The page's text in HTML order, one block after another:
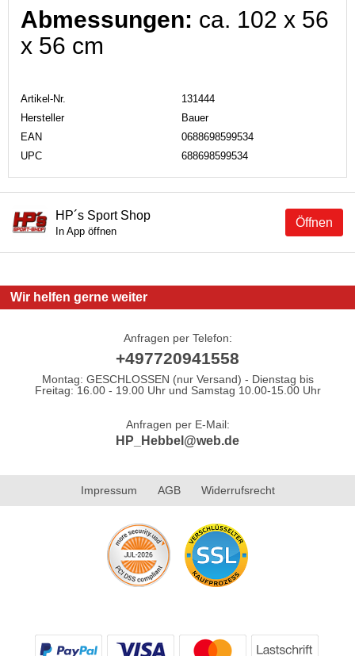
Abmessungen: ca. 102 x 56
x 56 cm
Artikel-Nr.
131444
Hersteller
Bauer
EAN
0688698599534
UPC
688698599534
Öffnen
HP´s Sport Shop
In App öffnen
Wir helfen gerne weiter
Anfragen per Telefon:
+497720941558
Montag: GESCHLOSSEN (nur Versand) - Dienstag bis
Freitag: 16.00 - 19.00 Uhr und Samstag 10.00-15.00 Uhr
Anfragen per E-Mail:
HP_Hebbel@web.de
Impressum AGB Widerrufsrecht